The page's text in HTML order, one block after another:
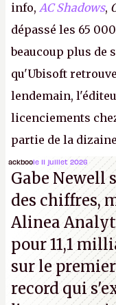
info, AC Shadows,
dépassé les 65
beaucoup plus de
qu'Ubisoft
lendemain,
licenciements
partie de la
travaillé sur cet
d'Ubisoft
ackboole 11 juillet 2026
Gabe Newell
des chiffres,
Alinea
pour 11,1
sur le
record qui